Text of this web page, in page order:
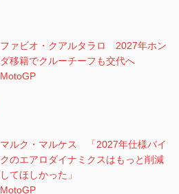
ファビオ・クアルタラロ 2027年ホン
ダ移籍でクルーチーフも交代へ
MotoGP
マルク・マルケス 「2027年仕様バイ
クのエアロダイナミクスはもっと削減
してほしかった」
MotoGP